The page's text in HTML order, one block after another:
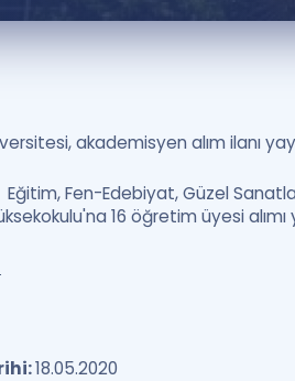
akademisyen alım ilanı
Fen-Edebiyat, Güzel
16 öğretim üyesi alımı
18.05.2020